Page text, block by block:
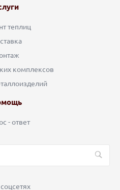
теплиц
комплексов
- ответ